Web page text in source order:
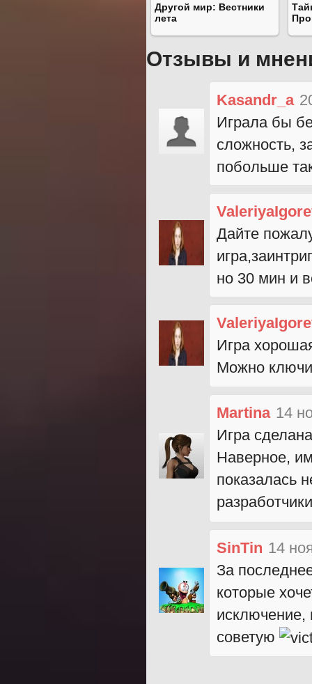
Другой мир: Вестники
лета
Отзывы и
Kasandr_a
Играла бы
сложность,
побольше
Дайте
но 30 мин и
Игра
Можно
Martina 14
Игра
Наверное,
показалась
SinTin 14
За
которые
советую